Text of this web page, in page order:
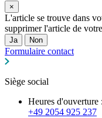
×
L'article se trouve dans
supprimer l'article de
Ja Non
Formulaire contact
Siège social
Heures d'ouverture
+49 2054 925 237